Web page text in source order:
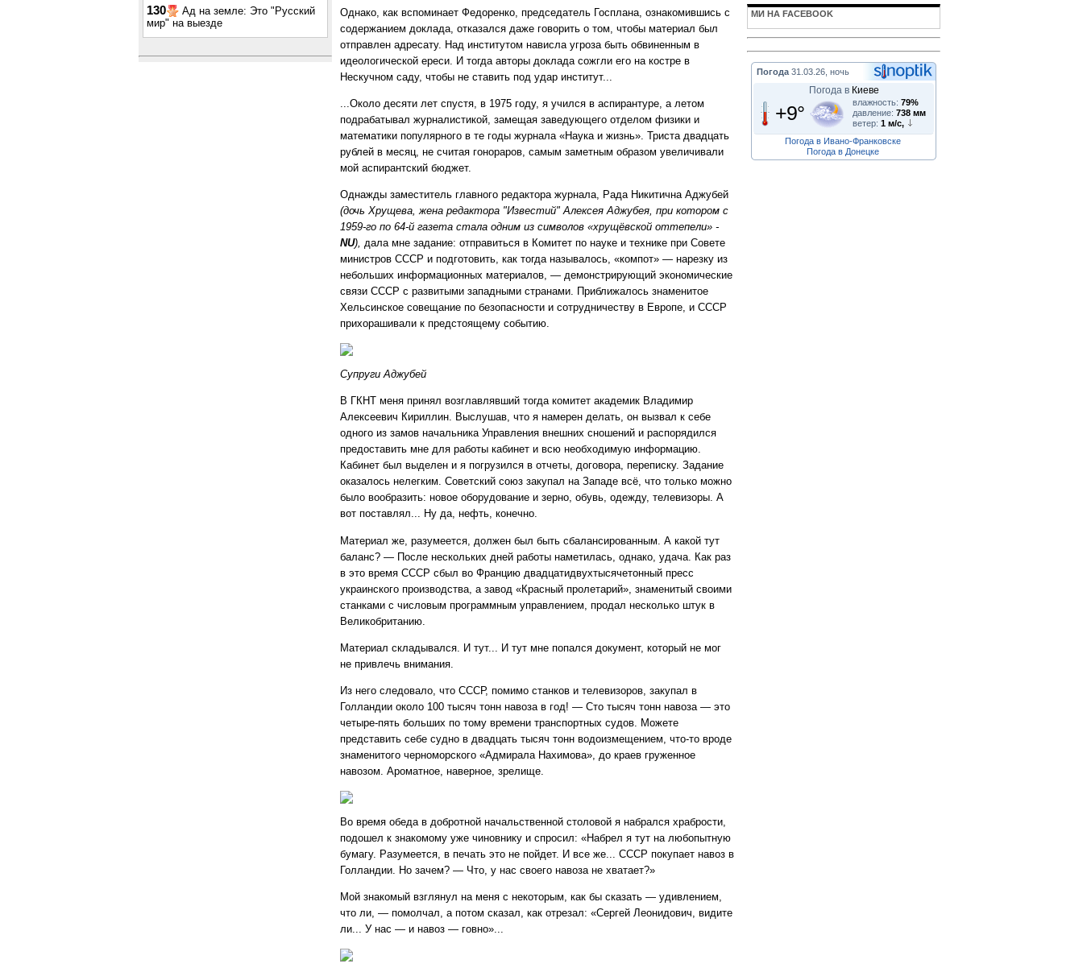
130
Ад на земле: Это "Русский
мир" на выезде
Однако, как вспоминает Федоренко, председатель Госплана, ознакомившись с
содержанием доклада, отказался даже говорить о том, чтобы материал был
отправлен адресату. Над институтом нависла угроза быть обвиненным в
идеологической ереси. И тогда авторы доклада сожгли его на костре в
Нескучном саду, чтобы не ставить под удар институт...
...Около десяти лет спустя, в 1975 году, я учился в аспирантуре, а летом
подрабатывал журналистикой, замещая заведующего отделом физики и
математики популярного в те годы журнала «Наука и жизнь». Триста двадцать
рублей в месяц, не считая гонораров, самым заметным образом увеличивали
мой аспирантский бюджет.
Однажды заместитель главного редактора журнала, Рада Никитична Аджубей
(дочь Хрущева, жена редактора "Известий" Алексея Аджубея, при котором с
1959-го по 64-й газета стала одним из символов «хрущёвской оттепели» -
NU), дала мне задание: отправиться в Комитет по науке и технике при Совете
министров СССР и подготовить, как тогда называлось, «компот» — нарезку из
небольших информационных материалов, — демонстрирующий экономические
связи СССР с развитыми западными странами. Приближалось знаменитое
Хельсинское совещание по безопасности и сотрудничеству в Европе, и СССР
прихорашивали к предстоящему событию.
Супруги Аджубей
В ГКНТ меня принял возглавлявший тогда комитет академик Владимир
Алексеевич Кириллин. Выслушав, что я намерен делать, он вызвал к себе
одного из замов начальника Управления внешних сношений и распорядился
предоставить мне для работы кабинет и всю необходимую информацию.
Кабинет был выделен и я погрузился в отчеты, договора, переписку. Задание
оказалось нелегким. Советский союз закупал на Западе всё, что только можно
было вообразить: новое оборудование и зерно, обувь, одежду, телевизоры. А
вот поставлял... Ну да, нефть, конечно.
Материал же, разумеется, должен был быть сбалансированным. А какой тут
баланс? — После нескольких дней работы наметилась, однако, удача. Как раз
в это время СССР сбыл во Францию двадцатидвухтысячетонный пресс
украинского производства, а завод «Красный пролетарий», знаменитый своими
станками с числовым программным управлением, продал несколько штук в
Великобританию.
Материал складывался. И тут... И тут мне попался документ, который не мог
не привлечь внимания.
Из него следовало, что СССР, помимо станков и телевизоров, закупал в
Голландии около 100 тысяч тонн навоза в год! — Сто тысяч тонн навоза — это
четыре-пять больших по тому времени транспортных судов. Можете
представить себе судно в двадцать тысяч тонн водоизмещением, что-то вроде
знаменитого черноморского «Адмирала Нахимова», до краев груженное
навозом. Ароматное, наверное, зрелище.
Во время обеда в добротной начальственной столовой я набрался храбрости,
подошел к знакомому уже чиновнику и спросил: «Набрел я тут на любопытную
бумагу. Разумеется, в печать это не пойдет. И все же... СССР покупает навоз в
Голландии. Но зачем? — Что, у нас своего навоза не хватает?»
Мой знакомый взглянул на меня с некоторым, как бы сказать — удивлением,
что ли, — помолчал, а потом сказал, как отрезал: «Сергей Леонидович, видите
ли... У нас — и навоз — говно»...
МИ НА FACEBOOK
Погода 31.03.26, ночь
Погода в Киеве
+9° влажность: 79%
давление: 738 мм
ветер: 1 м/с,
Погода в Ивано-Франковске
Погода в Донецке